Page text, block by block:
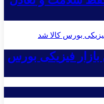
فیزیکی بورس